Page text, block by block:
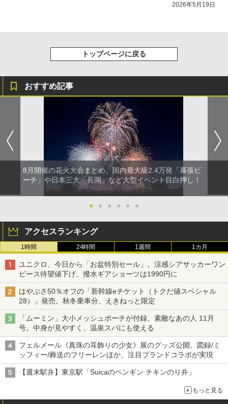
2026年5月19日
トップページに戻る
おすすめ記事
8月開催の花火大会まとめ。国内最大級2.4万発「幕張ビ
ーチ」や日本三大「長岡」など大型イベント目白押し！
● ● ● ● ● ●
アクセスランキング
1時間 24時間 1週間 1カ月
ユニクロ、今日から「お盆特別セール」。涼感シアサッカーワン
ピース待望値下げ、撥水ギアショーツは1990円に
はやぶさ50％オフの「新幹線eチケット（トクだ値スペシャル
28）」発売。秋冬乗車分、えきねっと限定
「ムーミン」大小メッシュポーチが付録、素敵なあの人 11月
号。中身が見やすく、温泉スパにも使える
フェルメール《真珠の耳飾りの少女》展のグッズ公開。図録/ミ
ッフィー/葬送のフリーレンほか、注目ブランドコラボが実現
【週末駅弁】東京駅「Suicaのペンギン チキンのり弁」
もっと見る